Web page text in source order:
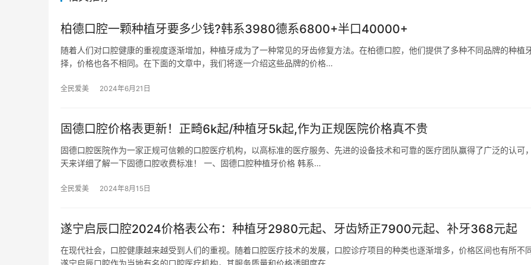
柏德口腔一颗种植牙要多少钱?韩系3980德系6800+半口40000+
随着人们对口腔健康的重视度逐渐增加，种植牙成为了一种常见的牙齿修复方法。在柏德口腔，他们提供了多种不同品牌的种植
择，价格也各不相同。在下面的文章中，我们将逐一介绍这些品牌的价格…
全民爱美 2024年6月21日
固德口腔价格表更新！正畸6k起/种植牙5k起,作为正规医院价格真不贵
固德口腔医院作为一家正规可信赖的口腔医疗机构，以高标准的医疗服务、先进的设备技术和可靠的医疗团队赢得了广泛的认可
天来详细了解一下固德口腔收费标准！ 一、固德口腔种植牙价格 韩系…
全民爱美 2024年8月15日
遂宁启辰口腔2024价格表公布：种植牙2980元起、牙齿矫正7900元起、补牙368元起
在现代社会，口腔健康越来越受到人们的重视。随着口腔医疗技术的发展，口腔诊疗项目的种类也逐渐增多，价格区间也有所不同